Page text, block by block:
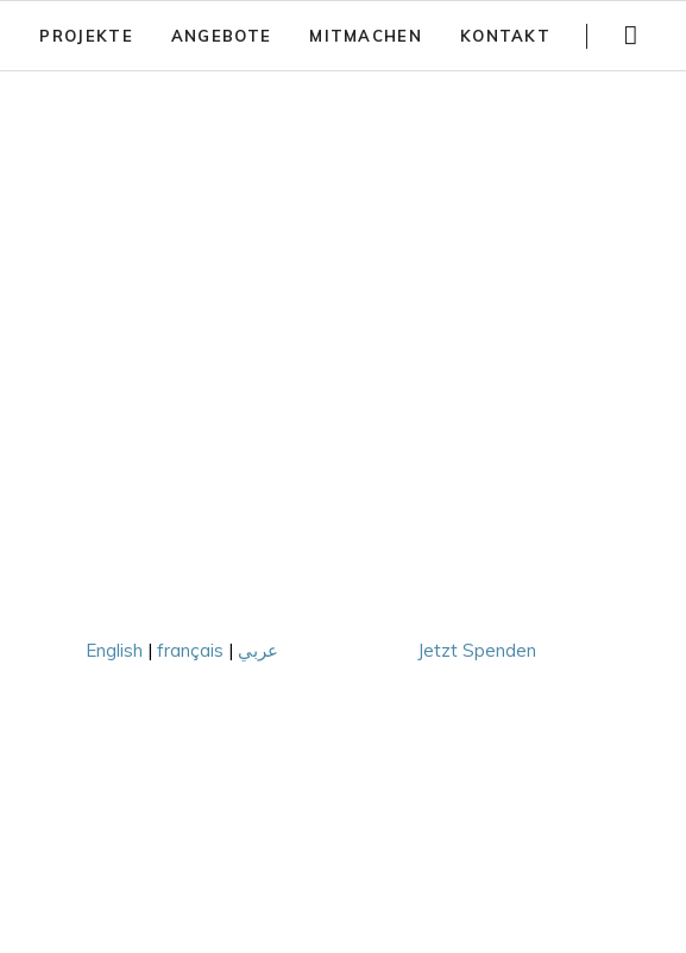
überspringen
PROJEKTE ANGEBOTE MITMACHEN KONTAKT
English | français | عربي Jetzt Spenden